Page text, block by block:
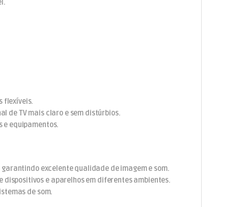
flexíveis.
de TV mais claro e sem distúrbios.
e equipamentos.
excelente qualidade de imagem e som.
e aparelhos em diferentes ambientes.
de som.